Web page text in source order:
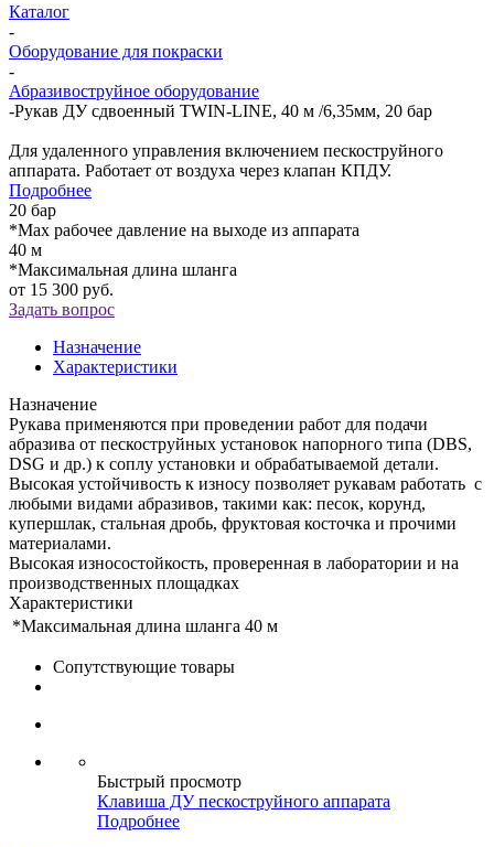
Каталог
-
Оборудование для покраски
-
Абразивоструйное оборудование
-Рукав ДУ сдвоенный TWIN-LINE, 40 м /6,35мм, 20 бар
Для удаленного управления включением пескоструйного
аппарата. Работает от воздуха через клапан КПДУ.
Подробнее
20 бар
*Мах рабочее давление на выходе из аппарата
40 м
*Максимальная длина шланга
от 15 300 руб.
Задать вопрос
Назначение
Характеристики
Назначение
Рукава применяются при проведении работ для подачи
абразива от пескоструйных установок напорного типа (DBS,
DSG и др.) к соплу установки и обрабатываемой детали.
Высокая устойчивость к износу позволяет рукавам работать с
любыми видами абразивов, такими как: песок, корунд,
купершлак, стальная дробь, фруктовая косточка и прочими
материалами.
Высокая износостойкость, проверенная в лаборатории и на
производственных площадках
Характеристики
*Максимальная длина шланга 40 м
Сопутствующие товары
Быстрый просмотр
Клавиша ДУ пескоструйного аппарата
Подробнее